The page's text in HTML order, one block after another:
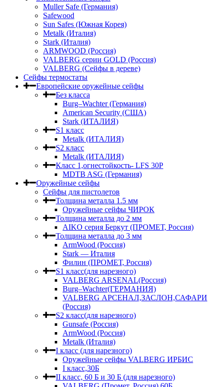
Muller Safe (Германия)
Safewood
Sun Safes (Южная Корея)
Metalk (Италия)
Stark (Италия)
ARMWOOD (Россия)
VALBERG серии GOLD (Россия)
VALBERG (Сейфы в дереве)
Сейфы термостаты
Европейские оружейные сейфы
Без класса
Burg–Wachter (Германия)
American Security (США)
Stark (ИТАЛИЯ)
S1 класс
Metalk (ИТАЛИЯ)
S2 класс
Metalk (ИТАЛИЯ)
Класс 1,огнестойкость- LFS 30P
MDTB ASG (Германия)
Оружейные сейфы
Сейфы для пистолетов
Толщина металла 1.5 мм
Оружейные сейфы ЧИРОК
Толщина металла до 2 мм
AIKO серия Беркут (ПРОМЕТ, Россия)
Толщина металла до 3 мм
ArmWood (Россия)
Stark — Италия
Филин (ПРОМЕТ, Россия)
S1 класс(для нарезного)
VALBERG ARSENAL(Россия)
Burg–Wachter(ГЕРМАНИЯ)
VALBERG АРСЕНАЛ,ЗАСЛОН,САФАРИ
(Россия)
S2 класс(для нарезного)
Gunsafe (Россия)
ArmWood (Россия)
Metalk (Италия)
I класс (для нарезного)
Оружейные сейфы VALBERG ИРБИС
I класс,30Б
II класс, 60 Б и 30 Б (для нарезного)